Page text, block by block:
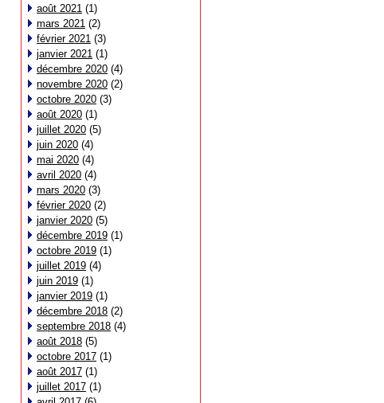
août 2021 (1)
mars 2021 (2)
février 2021 (3)
janvier 2021 (1)
décembre 2020 (4)
novembre 2020 (2)
octobre 2020 (3)
août 2020 (1)
juillet 2020 (5)
juin 2020 (4)
mai 2020 (4)
avril 2020 (4)
mars 2020 (3)
février 2020 (2)
janvier 2020 (5)
décembre 2019 (1)
octobre 2019 (1)
juillet 2019 (4)
juin 2019 (1)
janvier 2019 (1)
décembre 2018 (2)
septembre 2018 (4)
août 2018 (5)
octobre 2017 (1)
août 2017 (1)
juillet 2017 (1)